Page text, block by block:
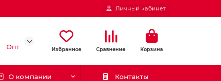
Личный кабинет
Опт Избранное Сравнение Корзина
О компании Контакты